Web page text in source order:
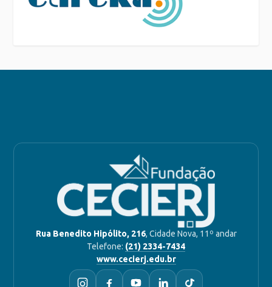
Rua Benedito Hipólito, 216, Cidade Nova, 11º andar
Telefone: (21) 2334-7434
www.cecierj.edu.br